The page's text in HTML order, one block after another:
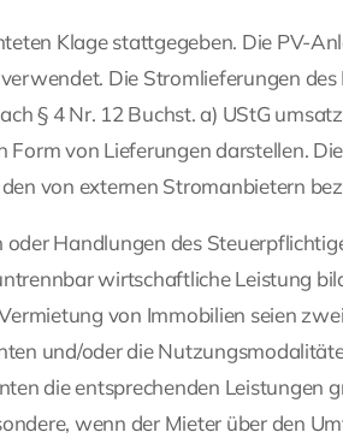
Klage stattgegeben. Die PV-
Die Stromlieferungen des
§ 4 Nr. 12 Buchst. a) UStG
von Lieferungen darstellen.
von externen Stromanbietern
Handlungen des
wirtschaftliche Leistung
von Immobilien seien
und/oder die
die entsprechenden Leistungen
wenn der Mieter über den